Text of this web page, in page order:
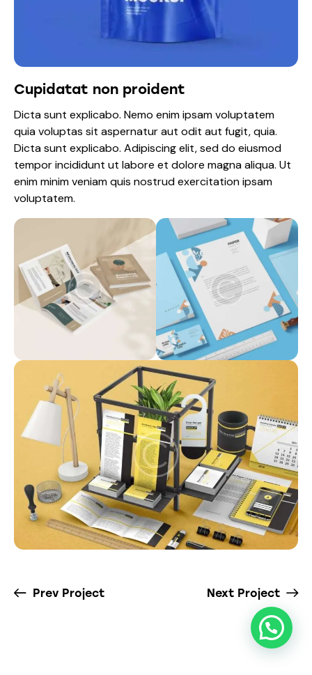
Cupidatat non proident
Dicta sunt explicabo. Nemo enim ipsam voluptatem
quia voluptas sit aspernatur aut odit aut fugit, quia.
Dicta sunt explicabo. Adipiscing elit, sed do eiusmod
tempor incididunt ut labore et dolore magna aliqua. Ut
enim minim veniam quis nostrud exercitation ipsam
voluptatem.
Prev Project Next Project